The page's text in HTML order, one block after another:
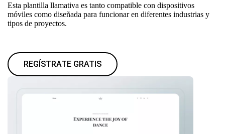
Esta plantilla llamativa es tanto compatible con dispositivos
móviles como diseñada para funcionar en diferentes industrias y
tipos de proyectos.
REGÍSTRATE GRATIS